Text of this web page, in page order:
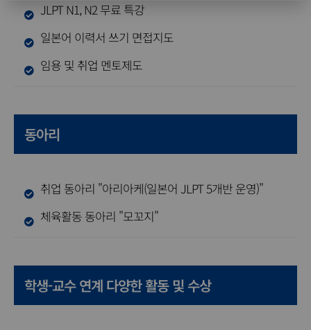
JLPT N1, N2 무료 특강
일본어 이력서 쓰기 면접지도
임용 및 취업 멘토제도
동아리
취업 동아리 "아리아케(일본어 JLPT 5개반 운영)"
체육활동 동아리 "모꼬지"
학생-교수 연계 다양한 활동 및 수상